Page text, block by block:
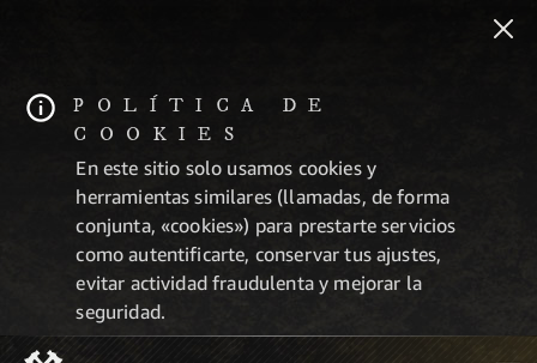
POLÍTICA DE
COOKIES
En este sitio solo usamos cookies y
herramientas similares (llamadas, de forma
conjunta, «cookies») para prestarte servicios
como autentificarte, conservar tus ajustes,
evitar actividad fraudulenta y mejorar la
seguridad.